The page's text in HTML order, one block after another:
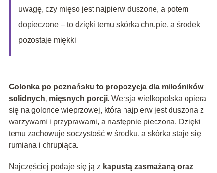
uwagę, czy mięso jest najpierw duszone, a potem
dopieczone – to dzięki temu skórka chrupie, a środek
pozostaje miękki.
Golonka po poznańsku to propozycja dla miłośników
solidnych, mięsnych porcji. Wersja wielkopolska opiera
się na golonce wieprzowej, która najpierw jest duszona z
warzywami i przyprawami, a następnie pieczona. Dzięki
temu zachowuje soczystość w środku, a skórka staje się
rumiana i chrupiąca.
Najczęściej podaje się ją z kapustą zasmażaną oraz